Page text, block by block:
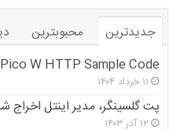
جدیدترین محبوبترین
W HTTP Sample Code
۱۱ خرداد ۱۴۰۴
پت گلسینگر، مدیر اینتل اخراج
۱۲ آذر ۱۴۰۳